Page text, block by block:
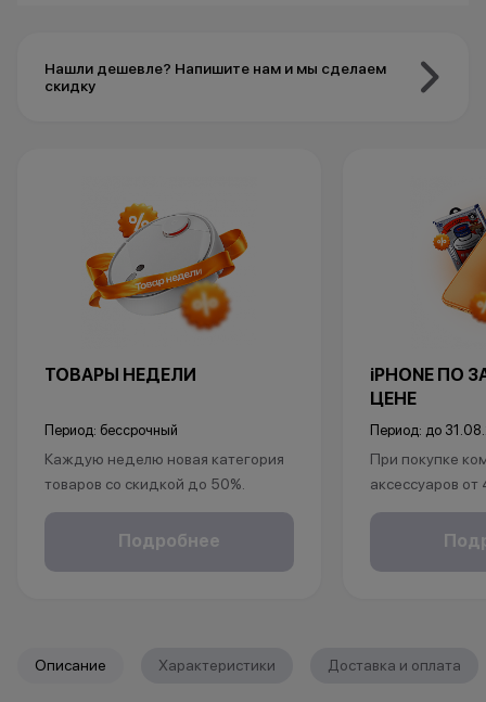
Нашли дешевле? Напишите нам и мы сделаем
скидку
ТОВАРЫ НЕДЕЛИ
Период: бессрочный
Каждую неделю новая категория
товаров со скидкой до 50%.
*Акция действует по адресу г.Уфа,
ул.Революционная 66
характер.
Подробнее
iPHONE ПО
ЦЕНЕ
Период: до
При покупке
аксессуаров
в подарок:
Описание Характеристики Доставка и оплата